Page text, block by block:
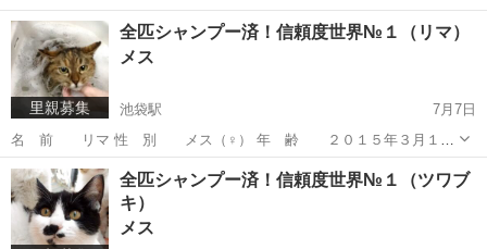
す。 種類は問いませんので不用なキャットフードとペットシーツを頂
きたくお願い申し上げます。 野良猫の不妊手術の際の捕獲、病院への
送迎、連泊等に使用します。 ...
東京 豊島区 池袋駅 買いたい/ください 野良猫
里親募集
全匹シャンプー済！信頼度世界№１（リマ）
メス
池袋駅
7月7日
名 前 リマ 性 別 メス（♀） 年 齢 ２０１５年３月１日
（推定生年月日） 特 徴 雑種、麦藁、イエローグリーンアイ、短
毛、鍵尻尾 トイレ 問題なし 爪切り、自宅シャンプー２回完了。
ブラッシングと撫...
東京 豊島区 池袋駅 猫 去勢手術
全匹シャンプー済！信頼度世界№１（ツワブ
キ）
メス